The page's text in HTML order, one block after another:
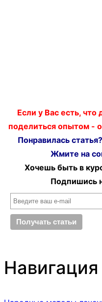
Если у Вас есть,
поделиться опытом -
Понравилась
Жмите на
Хочешь быть в
Подпишись